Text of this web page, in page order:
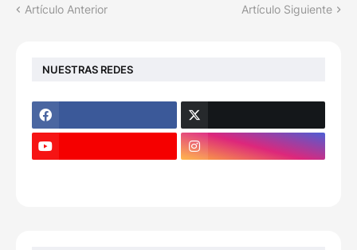
Artículo Anterior Artículo Siguiente
NUESTRAS REDES